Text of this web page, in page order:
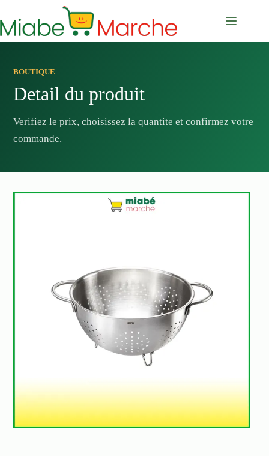
contenu
BOUTIQUE
Detail du produit
Verifiez le prix, choisissez la quantite et confirmez votre
commande.